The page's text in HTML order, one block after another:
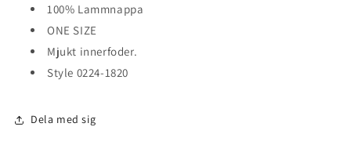
100% Lammnappa
ONE SIZE
Mjukt innerfoder.
Style 0224-1820
Dela med sig